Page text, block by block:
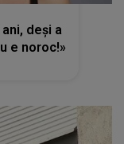
deși a
e noroc!»